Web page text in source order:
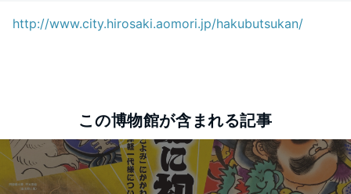
http://www.city.hirosaki.aomori.jp/hakubutsukan/
この博物館が含まれる記事